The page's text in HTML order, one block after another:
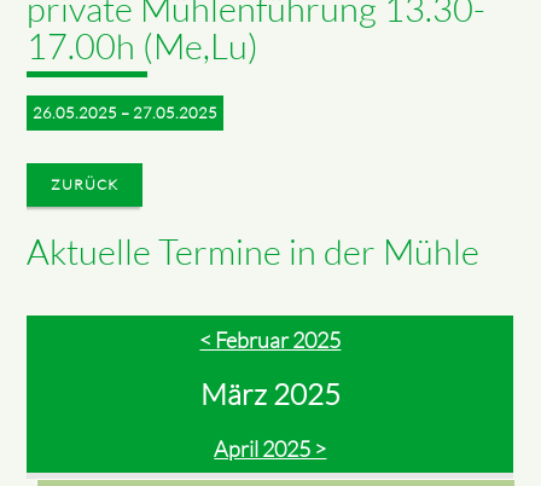
17.00h (Me,Lu)
26.05.2025 – 27.05.2025
ZURÜCK
Aktuelle Termine in der Mühle
< Februar 2025
März 2025
April 2025 >